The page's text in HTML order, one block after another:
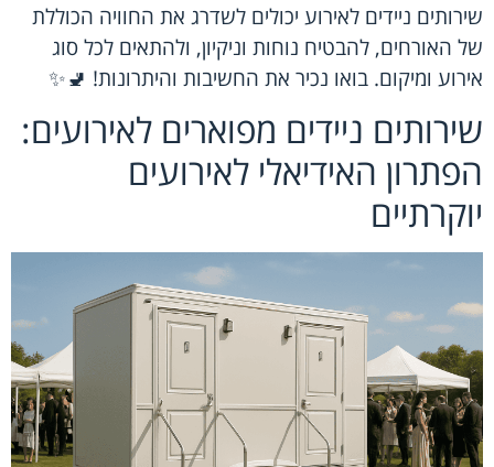
שירותים ניידים לאירוע יכולים לשדרג את החוויה הכוללת
של האורחים, להבטיח נוחות וניקיון, ולהתאים לכל סוג
אירוע ומיקום. בואו נכיר את החשיבות והיתרונות! 🚽✨
שירותים ניידים מפוארים לאירועים:
הפתרון האידיאלי לאירועים
יוקרתיים